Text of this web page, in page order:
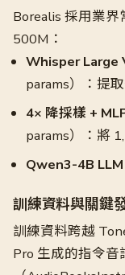
Borealis 採用業
500M：
Whisper Large
params）：提
4× 降採樣 +
params）：將
Qwen3-4B LLM
訓練資料與關鍵
訓練資料跨越
Pro 生成的指令音